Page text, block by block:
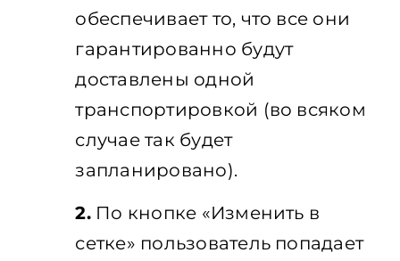
обеспечивает то, что все они
гарантированно будут
доставлены одной
транспортировкой (во всяком
случае так будет
запланировано).
2.По кнопке «Изменить в
сетке» пользователь попадает